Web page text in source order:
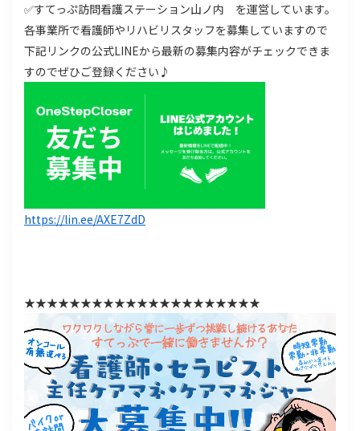
✅すてっぷ訪問看護ステーション山ノ内 を運営しています。
各事業所で看護師やリハビリスタッフを募集していますので
下記リンクの公式LINEから最新の募集内容がチェックできま
すのでぜひご登録ください♪
https://lin.ee/AXE7ZdD
★★★★★★★★★★★★★★★★★★★★★